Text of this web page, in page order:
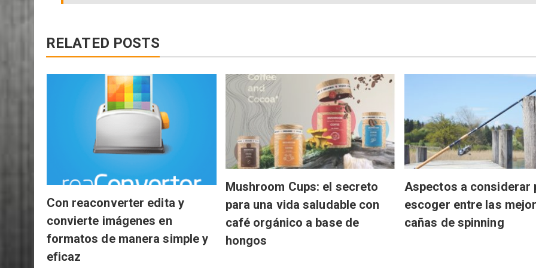
Con reaconverter edita y
convierte imágenes en
formatos de manera simple y
Mushroom Cups: el secreto
para una vida saludable con
café orgánico a base de
Aspectos a considerar
escoger entre las